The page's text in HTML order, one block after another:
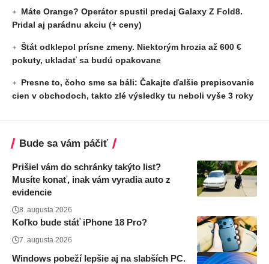
Máte Orange? Operátor spustil predaj Galaxy Z Fold8.
Pridal aj parádnu akciu (+ ceny)
Štát odklepol prísne zmeny. Niektorým hrozia až 600 €
pokuty, ukladať sa budú opakovane
Presne to, čoho sme sa báli: Čakajte ďalšie prepisovanie
cien v obchodoch, takto zlé výsledky tu neboli vyše 3 roky
Bude sa vám páčiť
Prišiel vám do schránky takýto list?
Musíte konať, inak vám vyradia auto z
evidencie
8. augusta 2026
Koľko bude stáť iPhone 18 Pro?
7. augusta 2026
Windows pobeží lepšie aj na slabších PC.